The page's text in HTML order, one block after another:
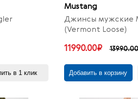
в 1 клик
Mustang
Джинсы мужские
(Vermont Loose)
11990.00₽
Добавить в корзину